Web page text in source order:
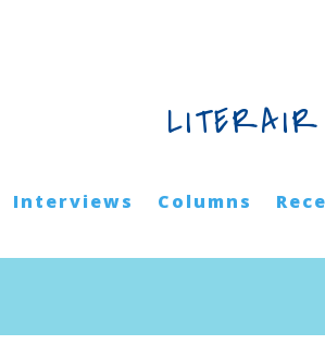
LITERAIR
Interviews Columns